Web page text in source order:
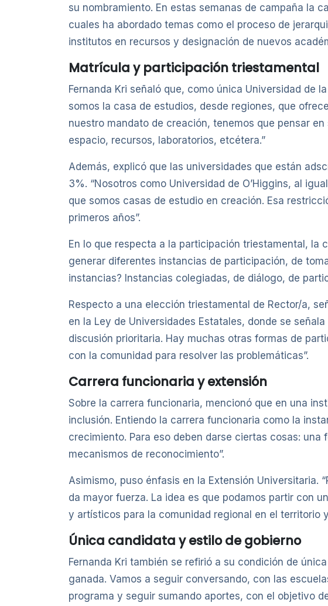
su nombramiento. En estas semanas de campaña la
cuales ha abordado temas como el proceso de
institutos en recursos y designación de nuevos
Matrícula y participación triestamental
Fernanda Kri señaló que, como única Universidad de
somos la casa de estudios, desde regiones, que
nuestro mandato de creación, tenemos que pensar
espacio, recursos, laboratorios, etcétera.”
Además, explicó que las universidades que están
3%. “Nosotros como Universidad de O’Higgins, al
que somos casas de estudio en creación. Esa
primeros años”.
En lo que respecta a la participación triestamental, la
generar diferentes instancias de participación, de
instancias? Instancias colegiadas, de diálogo, de
Respecto a una elección triestamental de Rector/a,
en la Ley de Universidades Estatales, donde se
discusión prioritaria. Hay muchas otras formas de
con la comunidad para resolver las problemáticas”.
Carrera funcionaria y extensión
Sobre la carrera funcionaria, mencionó que en una
inclusión. Entiendo la carrera funcionaria como la
crecimiento. Para eso deben darse ciertas cosas:
mecanismos de reconocimiento”.
Asimismo, puso énfasis en la Extensión Universitaria.
da mayor fuerza. La idea es que podamos partir con
y artísticos para la comunidad regional en el territorio
Única candidata y estilo de gobierno
Fernanda Kri también se refirió a su condición de
ganada. Vamos a seguir conversando, con las
programa y seguir sumando aportes, con el objetivo